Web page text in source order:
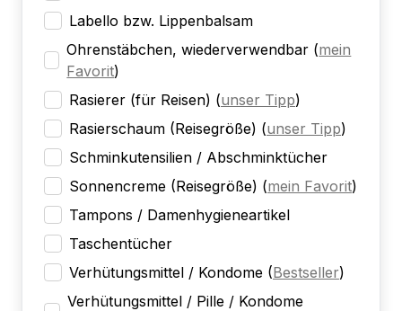
Labello bzw. Lippenbalsam
Ohrenstäbchen, wiederverwendbar (mein
Favorit)
Rasierer (für Reisen) (unser Tipp)
Rasierschaum (Reisegröße) (unser Tipp)
Schminkutensilien / Abschminktücher
Sonnencreme (Reisegröße) (mein Favorit)
Tampons / Damenhygieneartikel
Taschentücher
Verhütungsmittel / Kondome (Bestseller)
Verhütungsmittel / Pille / Kondome